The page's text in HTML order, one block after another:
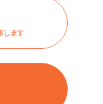
します
には向きません。
小さいため、弊社
ップディスペンサー
ただけます（径の